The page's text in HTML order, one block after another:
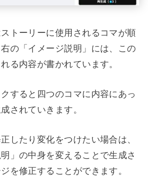
トーリーに使用されるコマが順
の「イメージ説明」には、この
る内容が書かれています。
すると四つのコマに内容にあっ
されていきます。
したり変化をつけたい場合は、
」の中身を変えることで生成さ
を修正することができます。